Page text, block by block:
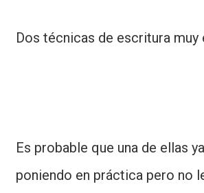
Dos técnicas de escritura muy
Es probable que una de ellas
poniendo en práctica pero no